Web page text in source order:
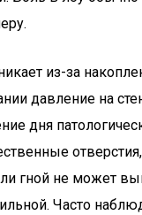
из-за
давление на
дня
гной не может
Часто